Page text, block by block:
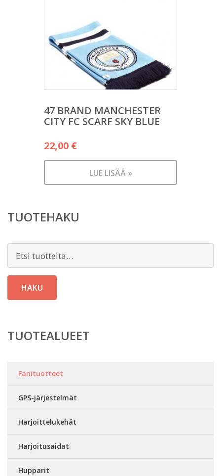
47 BRAND MANCHESTER
CITY FC SCARF SKY BLUE
22,00 €
LUE LISÄÄ »
TUOTEHAKU
HAKU
TUOTEALUEET
Fanituotteet
GPS-järjestelmät
Harjoittelukehät
Harjoitusaidat
Hupparit